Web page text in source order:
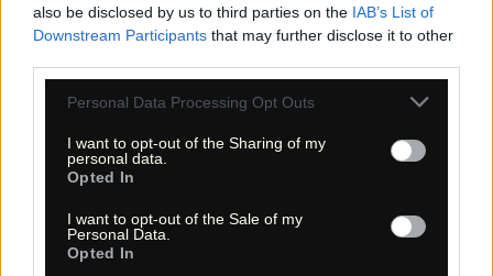
also be disclosed by us to third parties on the IAB’s List of
Downstream Participants that may further disclose it to other
Please note that this website/app uses one or more Google
not limited to your visit or usage behaviour. You may click to
grant or deny consent to Google and its third-party tags to
use your data for below specified purposes in below Google
consent section.
Personal Data Processing Opt Outs
I want to opt-out of the Sharing of my
personal data.
Opted In
I want to opt-out of the Sale of my
Personal Data.
Opted In
Nachfolgend finden Sie zwei Wanderkarten:
5.1 Interaktive Wanderkarte | Interactive hiking map
Map - Topo Map - Satellit)
5.2 Topografische Wanderkarte